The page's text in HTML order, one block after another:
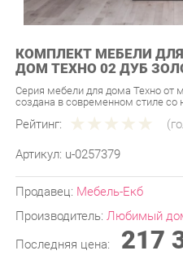
КОМПЛЕКТ МЕБЕЛИ
ДОМ ТЕХНО 02 ДУБ
Серия мебели для дома Техно от
Рейтинг:
Артикул: u-0257379
Производитель:Любимый дом
Последняя цена: 217
-